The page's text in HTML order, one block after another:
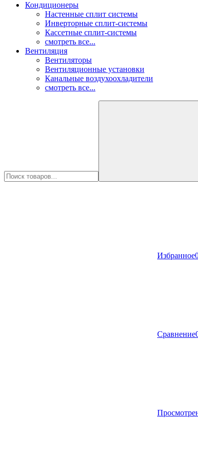
Кондиционеры
Настенные сплит системы
Инверторные сплит-системы
Кассетные сплит-системы
смотреть все...
Вентиляция
Вентиляторы
Вентиляционные установки
Канальные воздухоохладители
смотреть все...
Избранное
Сравнение